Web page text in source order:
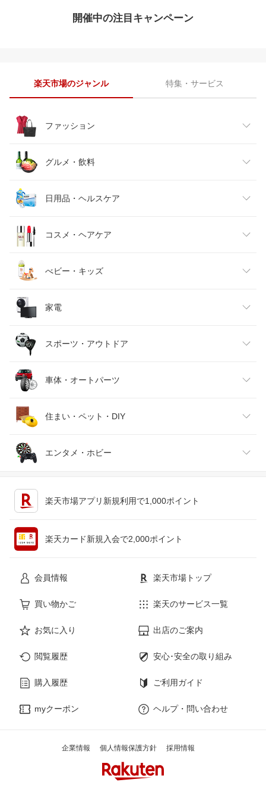
開催中の注目キャンペーン
楽天市場のジャンル 特集・サービス
ファッション
レディースファッション
メンズファッション
キッズファッション
ベビーファッション
インナー・下着・ナイトウェア
バッグ・小物・ブランド雑貨
靴
腕時計
ジュエリー・アクセサリー
グルメ・飲料
食品
スイーツ・お菓子
水・ソフトドリンク
ビール・洋酒
ワイン
日本酒・焼酎
日用品・ヘルスケア
日用品雑貨・文房具・手芸
ダイエット・健康
医薬品・コンタクト・介護
コスメ・ヘアケア
美容・コスメ・香水
べビー・キッズ
キッズ・ベビー・マタニティ
おもちゃ
家電
家電
TV・オーディオ・カメラ
スマートフォン・タブレット
パソコン・周辺機器
スポーツ・アウトドア
スポーツ・アウトドア
ゴルフ
車体・オートパーツ
車用品・バイク用品
車・バイク
住まい・ペット・DIY
インテリア・寝具・収納
エンタメ・ホビー
本・雑誌・コミック
楽天市場アプリ新規利用で1,000ポイント
楽天カード新規入会で2,000ポイント
会員情報 楽天市場トップ
買い物かご 楽天のサービス一覧
お気に入り 出店のご案内
閲覧履歴 安心･安全の取り組み
購入履歴 ご利用ガイド
myクーポン ヘルプ・問い合わせ
企業情報 個人情報保護方針 採用情報